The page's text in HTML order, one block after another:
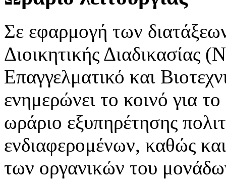
Σε εφαρμογή των
Διοικητικής Διαδικασίας
Επαγγελματικό και
ενημερώνει το κοινό για
ωράριο εξυπηρέτησης
ενδιαφερομένων, καθώς και
των οργανικών του